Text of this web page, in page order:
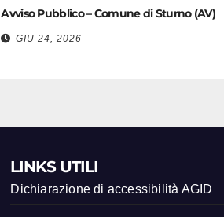
Avviso Pubblico – Comune di Sturno (AV)
GIU 24, 2026
LINKS UTILI
Dichiarazione di accessibilità AGID